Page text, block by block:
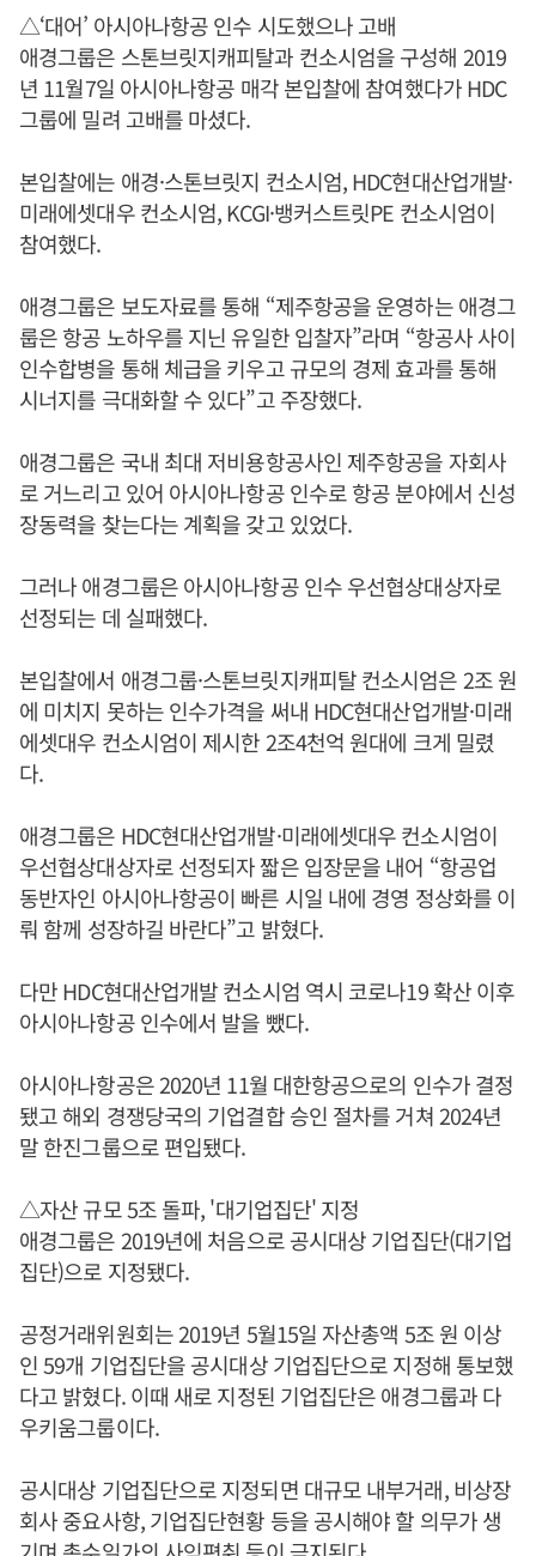
△‘대어’ 아시아나항공 인수 시도했으나 고배
애경그룹은 스톤브릿지캐피탈과 컨소시엄을 구성해 2019
년 11월7일 아시아나항공 매각 본입찰에 참여했다가 HDC
그룹에 밀려 고배를 마셨다.
본입찰에는 애경·스톤브릿지 컨소시엄, HDC현대산업개발·
미래에셋대우 컨소시엄, KCGI·뱅커스트릿PE 컨소시엄이
참여했다.
애경그룹은 보도자료를 통해 “제주항공을 운영하는 애경그
룹은 항공 노하우를 지닌 유일한 입찰자”라며 “항공사 사이
인수합병을 통해 체급을 키우고 규모의 경제 효과를 통해
시너지를 극대화할 수 있다”고 주장했다.
애경그룹은 국내 최대 저비용항공사인 제주항공을 자회사
로 거느리고 있어 아시아나항공 인수로 항공 분야에서 신성
장동력을 찾는다는 계획을 갖고 있었다.
그러나 애경그룹은 아시아나항공 인수 우선협상대상자로
선정되는 데 실패했다.
본입찰에서 애경그룹·스톤브릿지캐피탈 컨소시엄은 2조 원
에 미치지 못하는 인수가격을 써내 HDC현대산업개발·미래
에셋대우 컨소시엄이 제시한 2조4천억 원대에 크게 밀렸
다.
애경그룹은 HDC현대산업개발·미래에셋대우 컨소시엄이
우선협상대상자로 선정되자 짧은 입장문을 내어 “항공업
동반자인 아시아나항공이 빠른 시일 내에 경영 정상화를 이
뤄 함께 성장하길 바란다”고 밝혔다.
다만 HDC현대산업개발 컨소시엄 역시 코로나19 확산 이후
아시아나항공 인수에서 발을 뺐다.
아시아나항공은 2020년 11월 대한항공으로의 인수가 결정
됐고 해외 경쟁당국의 기업결합 승인 절차를 거쳐 2024년
말 한진그룹으로 편입됐다.
△자산 규모 5조 돌파, '대기업집단' 지정
애경그룹은 2019년에 처음으로 공시대상 기업집단(대기업
집단)으로 지정됐다.
공정거래위원회는 2019년 5월15일 자산총액 5조 원 이상
인 59개 기업집단을 공시대상 기업집단으로 지정해 통보했
다고 밝혔다. 이때 새로 지정된 기업집단은 애경그룹과 다
우키움그룹이다.
공시대상 기업집단으로 지정되면 대규모 내부거래, 비상장
회사 중요사항, 기업집단현황 등을 공시해야 할 의무가 생